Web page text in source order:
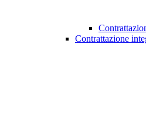
Contrattazione